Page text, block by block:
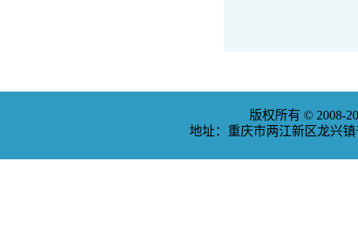
版权所有 © 2008-
地址：重庆市两江新区龙兴镇